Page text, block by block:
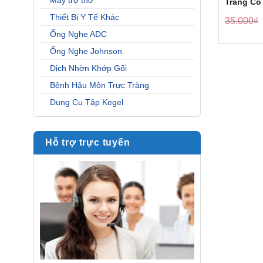
Thiết Bị Y Tế Khác
Ống Nghe ADC
Ống Nghe Johnson
Dịch Nhờn Khớp Gối
Bệnh Hậu Môn Trực Tràng
Dụng Cụ Tập Kegel
Hỗ trợ trực tuyến
35.000₫